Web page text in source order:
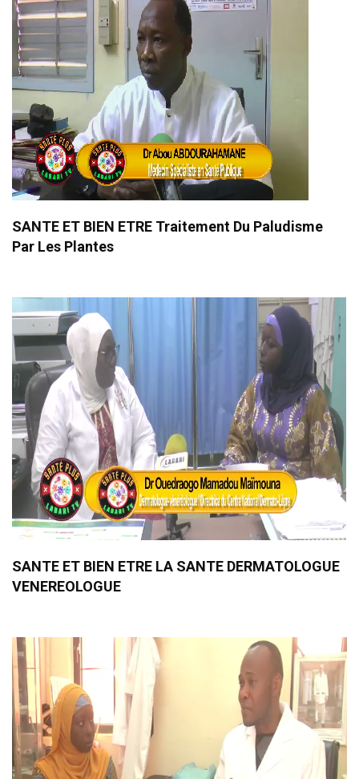
SANTE ET BIEN ETRE Traitement Du Paludisme
Par Les Plantes
SANTE ET BIEN ETRE LA SANTE DERMATOLOGUE
VENEREOLOGUE